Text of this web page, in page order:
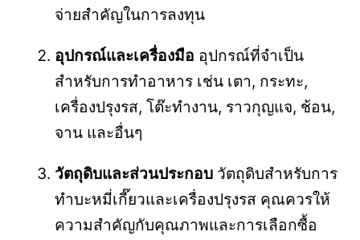
จ่ายสำคัญในการลงทุน
อุปกรณ์และเครื่องมือ อุปกรณ์ที่จำเป็น
สำหรับการทำอาหาร เช่น เตา, กระทะ,
เครื่องปรุงรส, โต๊ะทำงาน, ราวกุญแจ, ช้อน,
จาน และอื่นๆ
วัตถุดิบและส่วนประกอบ วัตถุดิบสำหรับการ
ทำบะหมี่เกี๊ยวและเครื่องปรุงรส คุณควรให้
ความสำคัญกับคุณภาพและการเลือกซื้อ